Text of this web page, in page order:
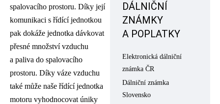
spalovacího prostoru. Díky její
komunikaci s řídící jednotkou
pak dokáže jednotka dávkovat
přesné množství vzduchu
a paliva do spalovacího
prostoru. Díky váze vzduchu
také může naše řídící jednotka
motoru vyhodnocovat úniky
DÁLNIČNÍ
ZNÁMKY
A POPLATKY
Elektronická dálniční
známka ČR
Dálniční známka
Slovensko